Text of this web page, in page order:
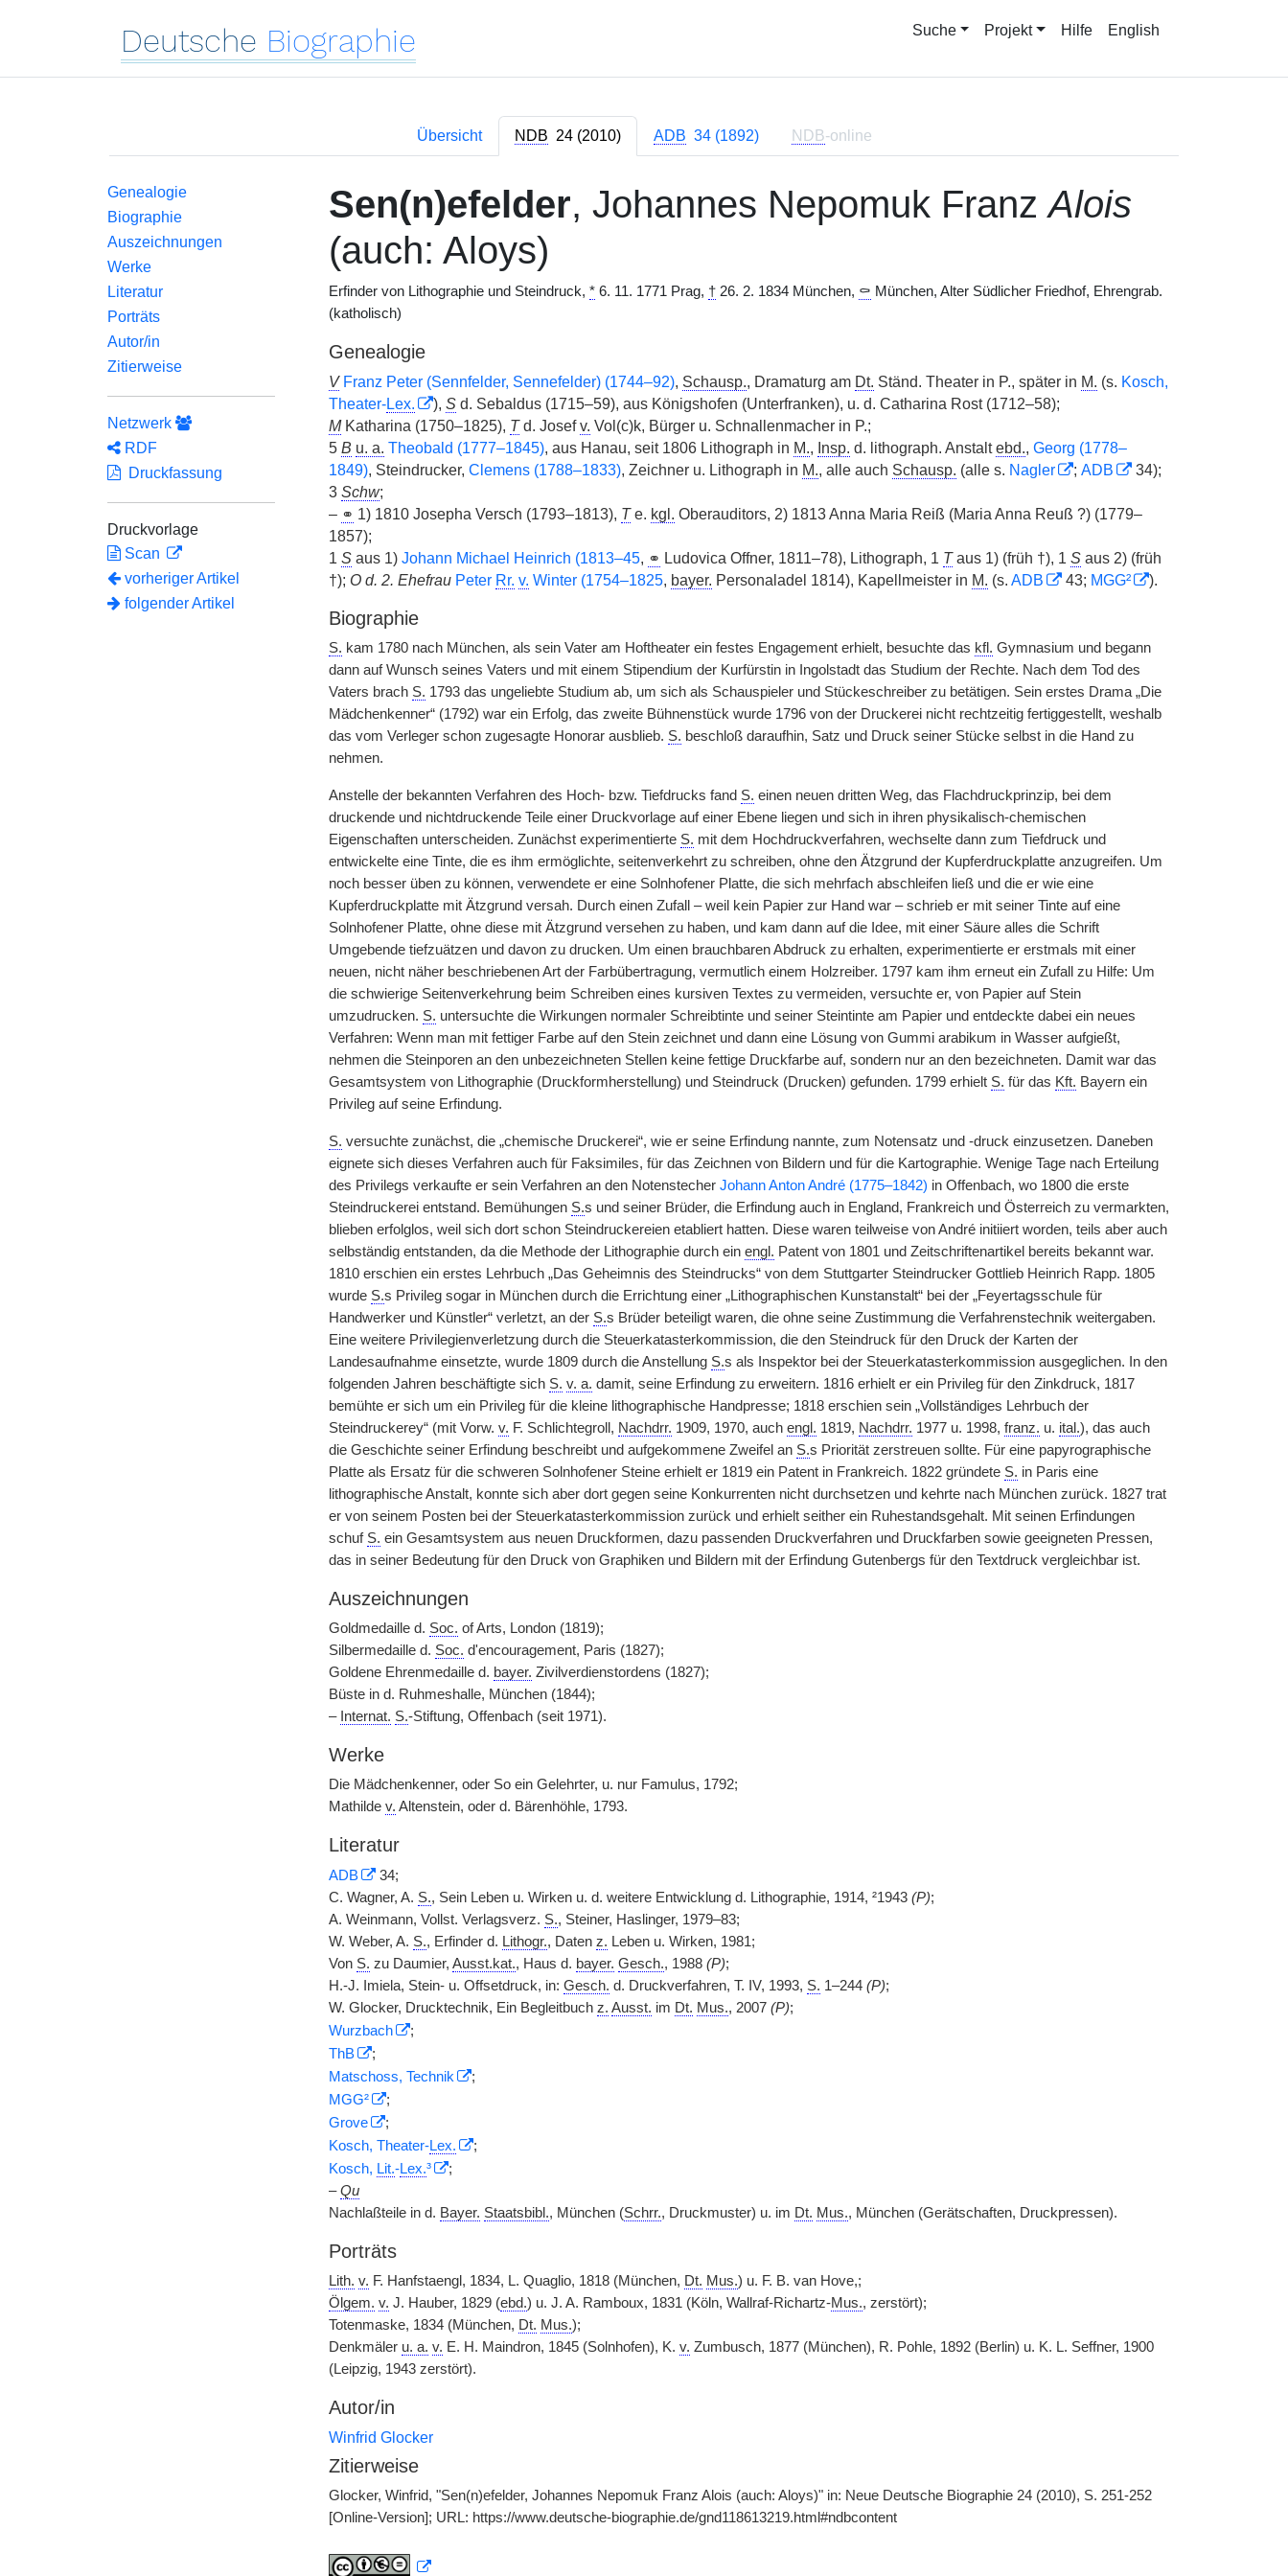
Deutsche Biographie Suche Projekt Hilfe English
Übersicht NDB 24 (2010) ADB 34 (1892) NDB-online
Genealogie
Biographie
Auszeichnungen
Werke
Literatur
Porträts
Autor/in
Zitierweise
Netzwerk
RDF
Druckfassung
Druckvorlage
Scan
vorheriger Artikel
folgender Artikel
Sen(n)efelder, Johannes Nepomuk FranzAlois
(auch: Aloys)
Erfinder von Lithographie und Steindruck, *6. 11. 1771 Prag, †26. 2. 1834 München, ⚰ München, Alter Südlicher Friedhof, Ehrengrab.
(katholisch)
Genealogie
V Franz Peter (Sennfelder, Sennefelder) (1744–92), Schausp., Dramaturg am Dt. Ständ. Theater in P., später in M. (s. Kosch,
Theater-Lex. ), Sd. Sebaldus (1715–59), aus Königshofen (Unterfranken), u. d. Catharina Rost (1712–58);
MKatharina (1750–1825), Td. Josefv. Vol(c)k, Bürger u. Schnallenmacher in P.;
5 B u. a. Theobald (1777–1845), aus Hanau, seit 1806 Lithograph in M., Insp. d. lithograph. Anstaltebd., Georg (1778–
1849), Steindrucker, Clemens (1788–1833), Zeichner u. Lithograph in M., alle auch Schausp. (alle s. Nagler ; ADB
34);
3 Schw;
– ⚭ 1) 1810 Josepha Versch (1793–1813), Te. kgl. Oberauditors, 2) 1813 Anna Maria Reiß (Maria Anna Reuß ?) (1779–
1857);
1 Saus 1) Johann Michael Heinrich (1813–45, ⚭ Ludovica Offner, 1811–78), Lithograph, 1 Taus 1) (früh †), 1 Saus 2) (früh
†); O d. 2. Ehefrau Peter Rr. v. Winter (1754–1825, bayer. Personaladel 1814), Kapellmeister in M. (s. ADB 43; MGG² ).
Biographie
S. kam 1780 nach München, als sein Vater am Hoftheater ein festes Engagement erhielt, besuchte das kfl. Gymnasium und begann
dann auf Wunsch seines Vaters und mit einem Stipendium der Kurfürstin in Ingolstadt das Studium der Rechte. Nach dem Tod des
Vaters brach S. 1793 das ungeliebte Studium ab, um sich als Schauspieler und Stückeschreiber zu betätigen. Sein erstes Drama „Die
Mädchenkenner“ (1792) war ein Erfolg, das zweite Bühnenstück wurde 1796 von der Druckerei nicht rechtzeitig fertiggestellt, weshalb
das vom Verleger schon zugesagte Honorar ausblieb. S. beschloß daraufhin, Satz und Druck seiner Stücke selbst in die Hand zu
nehmen.
Anstelle der bekannten Verfahren des Hoch- bzw. Tiefdrucks fand S. einen neuen dritten Weg, das Flachdruckprinzip, bei dem
druckende und nichtdruckende Teile einer Druckvorlage auf einer Ebene liegen und sich in ihren physikalisch-chemischen
Eigenschaften unterscheiden. Zunächst experimentierte S. mit dem Hochdruckverfahren, wechselte dann zum Tiefdruck und
entwickelte eine Tinte, die es ihm ermöglichte, seitenverkehrt zu schreiben, ohne den Ätzgrund der Kupferdruckplatte anzugreifen. Um
noch besser üben zu können, verwendete er eine Solnhofener Platte, die sich mehrfach abschleifen ließ und die er wie eine
Kupferdruckplatte mit Ätzgrund versah. Durch einen Zufall – weil kein Papier zur Hand war – schrieb er mit seiner Tinte auf eine
Solnhofener Platte, ohne diese mit Ätzgrund versehen zu haben, und kam dann auf die Idee, mit einer Säure alles die Schrift
Umgebende tiefzuätzen und davon zu drucken. Um einen brauchbaren Abdruck zu erhalten, experimentierte er erstmals mit einer
neuen, nicht näher beschriebenen Art der Farbübertragung, vermutlich einem Holzreiber. 1797 kam ihm erneut ein Zufall zu Hilfe: Um
die schwierige Seitenverkehrung beim Schreiben eines kursiven Textes zu vermeiden, versuchte er, von Papier auf Stein
umzudrucken. S. untersuchte die Wirkungen normaler Schreibtinte und seiner Steintinte am Papier und entdeckte dabei ein neues
Verfahren: Wenn man mit fettiger Farbe auf den Stein zeichnet und dann eine Lösung von Gummi arabikum in Wasser aufgießt,
nehmen die Steinporen an den unbezeichneten Stellen keine fettige Druckfarbe auf, sondern nur an den bezeichneten. Damit war das
Gesamtsystem von Lithographie (Druckformherstellung) und Steindruck (Drucken) gefunden. 1799 erhielt S. für das Kft. Bayern ein
Privileg auf seine Erfindung.
S. versuchte zunächst, die „chemische Druckerei“, wie er seine Erfindung nannte, zum Notensatz und -druck einzusetzen. Daneben
eignete sich dieses Verfahren auch für Faksimiles, für das Zeichnen von Bildern und für die Kartographie. Wenige Tage nach Erteilung
des Privilegs verkaufte er sein Verfahren an den Notenstecher Johann Anton André (1775–1842) in Offenbach, wo 1800 die erste
Steindruckerei entstand. Bemühungen S.s und seiner Brüder, die Erfindung auch in England, Frankreich und Österreich zu vermarkten,
blieben erfolglos, weil sich dort schon Steindruckereien etabliert hatten. Diese waren teilweise von André initiiert worden, teils aber auch
selbständig entstanden, da die Methode der Lithographie durch ein engl. Patent von 1801 und Zeitschriftenartikel bereits bekannt war.
1810 erschien ein erstes Lehrbuch „Das Geheimnis des Steindrucks“ von dem Stuttgarter Steindrucker Gottlieb Heinrich Rapp. 1805
wurde S.s Privileg sogar in München durch die Errichtung einer „Lithographischen Kunstanstalt“ bei der „Feyertagsschule für
Handwerker und Künstler“ verletzt, an der S.s Brüder beteiligt waren, die ohne seine Zustimmung die Verfahrenstechnik weitergaben.
Eine weitere Privilegienverletzung durch die Steuerkatasterkommission, die den Steindruck für den Druck der Karten der
Landesaufnahme einsetzte, wurde 1809 durch die Anstellung S.s als Inspektor bei der Steuerkatasterkommission ausgeglichen. In den
folgenden Jahren beschäftigte sich S. v. a. damit, seine Erfindung zu erweitern. 1816 erhielt er ein Privileg für den Zinkdruck, 1817
bemühte er sich um ein Privileg für die kleine lithographische Handpresse; 1818 erschien sein „Vollständiges Lehrbuch der
Steindruckerey“ (mit Vorw. v. F. Schlichtegroll, Nachdrr. 1909, 1970, auch engl. 1819, Nachdrr. 1977 u. 1998, franz. u. ital.), das auch
die Geschichte seiner Erfindung beschreibt und aufgekommene Zweifel an S.s Priorität zerstreuen sollte. Für eine papyrographische
Platte als Ersatz für die schweren Solnhofener Steine erhielt er 1819 ein Patent in Frankreich. 1822 gründete S. in Paris eine
lithographische Anstalt, konnte sich aber dort gegen seine Konkurrenten nicht durchsetzen und kehrte nach München zurück. 1827 trat
er von seinem Posten bei der Steuerkatasterkommission zurück und erhielt seither ein Ruhestandsgehalt. Mit seinen Erfindungen
schuf S. ein Gesamtsystem aus neuen Druckformen, dazu passenden Druckverfahren und Druckfarben sowie geeigneten Pressen,
das in seiner Bedeutung für den Druck von Graphiken und Bildern mit der Erfindung Gutenbergs für den Textdruck vergleichbar ist.
Auszeichnungen
Goldmedaille d. Soc. of Arts, London (1819);
Silbermedaille d. Soc. d'encouragement, Paris (1827);
Goldene Ehrenmedaille d. bayer. Zivilverdienstordens (1827);
Büste in d. Ruhmeshalle, München (1844);
– Internat. S.-Stiftung, Offenbach (seit 1971).
Werke
Die Mädchenkenner, oder So ein Gelehrter, u. nur Famulus, 1792;
Mathilde v. Altenstein, oder d. Bärenhöhle, 1793.
Literatur
ADB
34;
C. Wagner, A. S., Sein Leben u. Wirken u. d. weitere Entwicklung d. Lithographie, 1914, ²1943 (P);
A. Weinmann, Vollst. Verlagsverz. S., Steiner, Haslinger, 1979–83;
W. Weber, A. S., Erfinder d. Lithogr., Daten z. Leben u. Wirken, 1981;
Von S. zu Daumier, Ausst.kat., Haus d. bayer. Gesch., 1988 (P);
H.-J. Imiela, Stein- u. Offsetdruck, in: Gesch. d. Druckverfahren, T. IV, 1993, S. 1–244 (P);
W. Glocker, Drucktechnik, Ein Begleitbuch z. Ausst. im Dt. Mus., 2007 (P);
Wurzbach
;
ThB
;
Matschoss, Technik
;
MGG²
;
Grove
;
Kosch, Theater-Lex.
;
Kosch, Lit.-Lex.³
;
–Qu
Nachlaßteile in d. Bayer. Staatsbibl., München (Schrr., Druckmuster) u. im Dt. Mus., München (Gerätschaften, Druckpressen).
Porträts
Lith. v. F. Hanfstaengl, 1834, L. Quaglio, 1818 (München, Dt. Mus.) u. F. B. van Hove,;
Ölgem. v. J. Hauber, 1829 (ebd.) u. J. A. Ramboux, 1831 (Köln, Wallraf-Richartz-Mus., zerstört);
Totenmaske, 1834 (München, Dt. Mus.);
Denkmäler u. a. v. E. H. Maindron, 1845 (Solnhofen), K. v. Zumbusch, 1877 (München), R. Pohle, 1892 (Berlin) u. K. L. Seffner, 1900
(Leipzig, 1943 zerstört).
Autor/in
Winfrid Glocker
Zitierweise
Glocker, Winfrid, "Sen(n)efelder, Johannes Nepomuk Franz Alois (auch: Aloys)" in: Neue Deutsche Biographie 24 (2010), S. 251-252
[Online-Version]; URL: https://www.deutsche-biographie.de/gnd118613219.html#ndbcontent